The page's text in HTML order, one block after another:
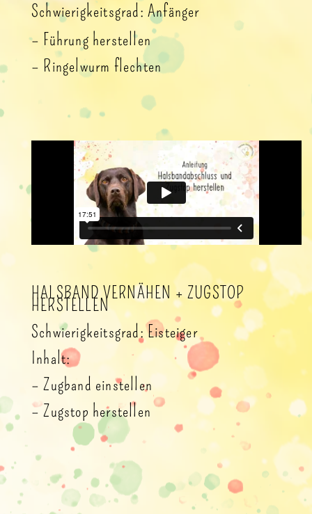
Schwierigkeitsgrad: Anfänger
– Führung herstellen
– Ringelwurm flechten
HALSBAND VERNÄHEN + ZUGSTOP
HERSTELLEN
Schwierigkeitsgrad: Eisteiger
Inhalt:
– Zugband einstellen
– Zugstop herstellen